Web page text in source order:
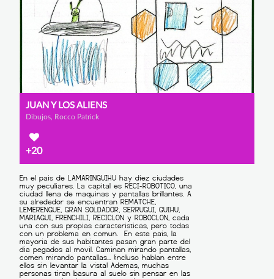
JUAN Y LOS ALIENS
Dibujos, Rocco Patrick
+20